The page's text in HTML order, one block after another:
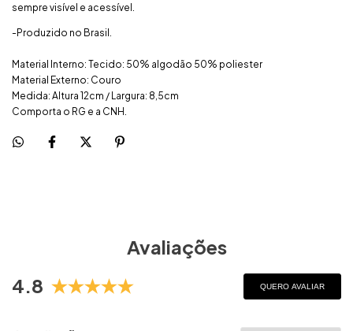
sempre visível e acessível.
-Produzido no Brasil.
Material Interno: Tecido: 50% algodão 50% poliester
Material Externo: Couro
Medida: Altura 12cm / Largura: 8,5cm
Comporta o RG e a CNH.
Avaliações
4.8
QUERO AVALIAR